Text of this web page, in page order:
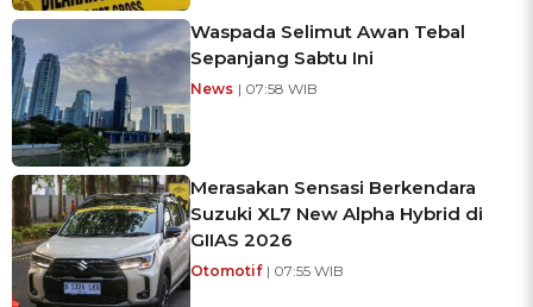
Waspada Selimut Awan Tebal
Sepanjang Sabtu Ini
News | 07:58 WIB
Merasakan Sensasi Berkendara
Suzuki XL7 New Alpha Hybrid di
GIIAS 2026
Otomotif | 07:55 WIB